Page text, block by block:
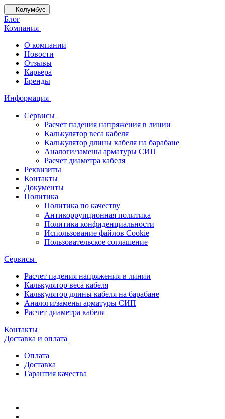
Колумбус
Блог
Компания
О компании
Новости
Отзывы
Карьера
Бренды
Информация
Сервисы
Расчет падения напряжения в линии
Калькулятор веса кабеля
Калькулятор длины кабеля на барабане
Аналоги/замены арматуры СИП
Расчет диаметра кабеля
Реквизиты
Контакты
Документы
Политика
Политика по качеству
Антикоррупционная политика
Политика конфиденциальности
Использование файлов Cookie
Пользовательское соглашение
Сервисы
Расчет падения напряжения в линии
Калькулятор веса кабеля
Калькулятор длины кабеля на барабане
Аналоги/замены арматуры СИП
Расчет диаметра кабеля
Контакты
Доставка и оплата
Оплата
Доставка
Гарантия качества